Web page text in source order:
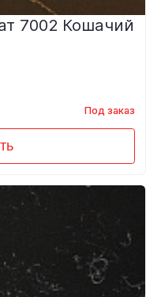
7002 Кошачий
Под заказ